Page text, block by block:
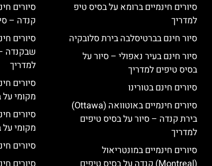
סיורים חינמיים ברומא על בסיס טיפ
למדריך
סיור חינם בברטיסלבה בירת סלובקיה
סיור חינם בעיר נאפולי – סיור על
בסיס טיפים למדריך
סיורים חינם בטורינו
סיורים חינמיים באוטוואה (Ottawa)
בירת קנדה – סיור על בסיס טיפים
למדריך
סיורים חינמיים במונטריאול
קנדה –
שבקנדה
למדריך
סיורים
מקומי
סיורים
מקומי
סיורים